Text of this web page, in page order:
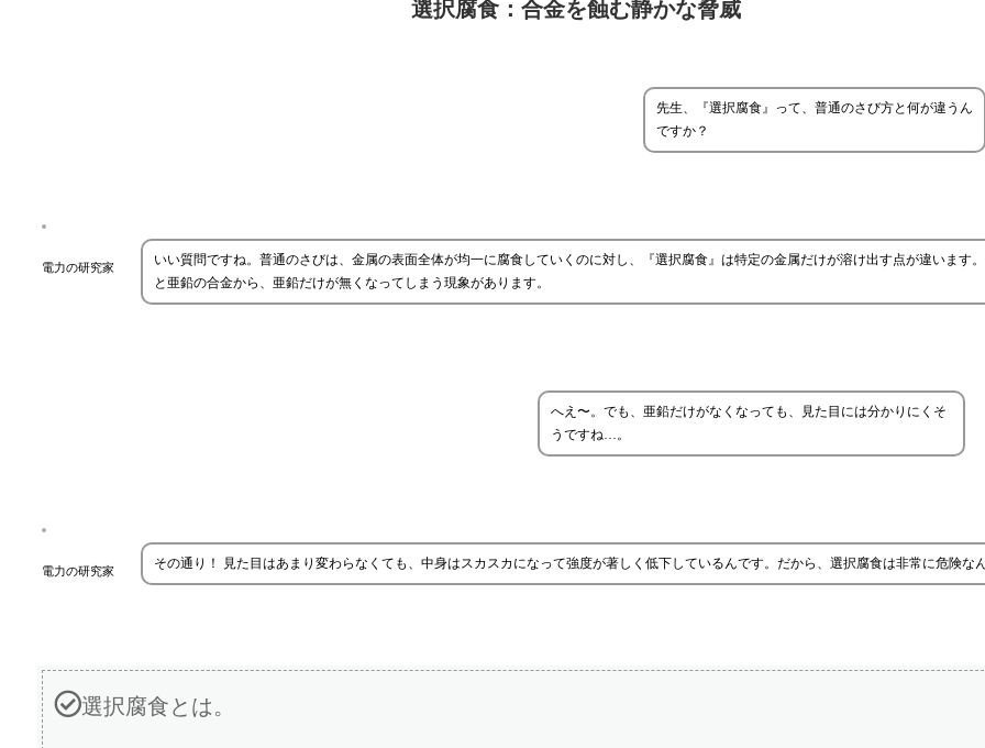
選択腐食：合金を蝕む静かな脅威
先生、『選択腐食』って、普通のさび方と何が違うん
ですか？
電力の研究家
いい質問ですね。普通のさびは、金属の表面全体が均一に腐食していくのに対し、『選択腐食』は特定の金属だけが溶け出す点が違います
と亜鉛の合金から、亜鉛だけが無くなってしまう現象があります。
へえ〜。でも、亜鉛だけがなくなっても、見た目には分かりにくそ
うですね…。
電力の研究家 その通り！ 見た目はあまり変わらなくても、中身はスカスカになって強度が著しく低下しているんです。だから、選択腐食は非常に危険なん
選択腐食とは。